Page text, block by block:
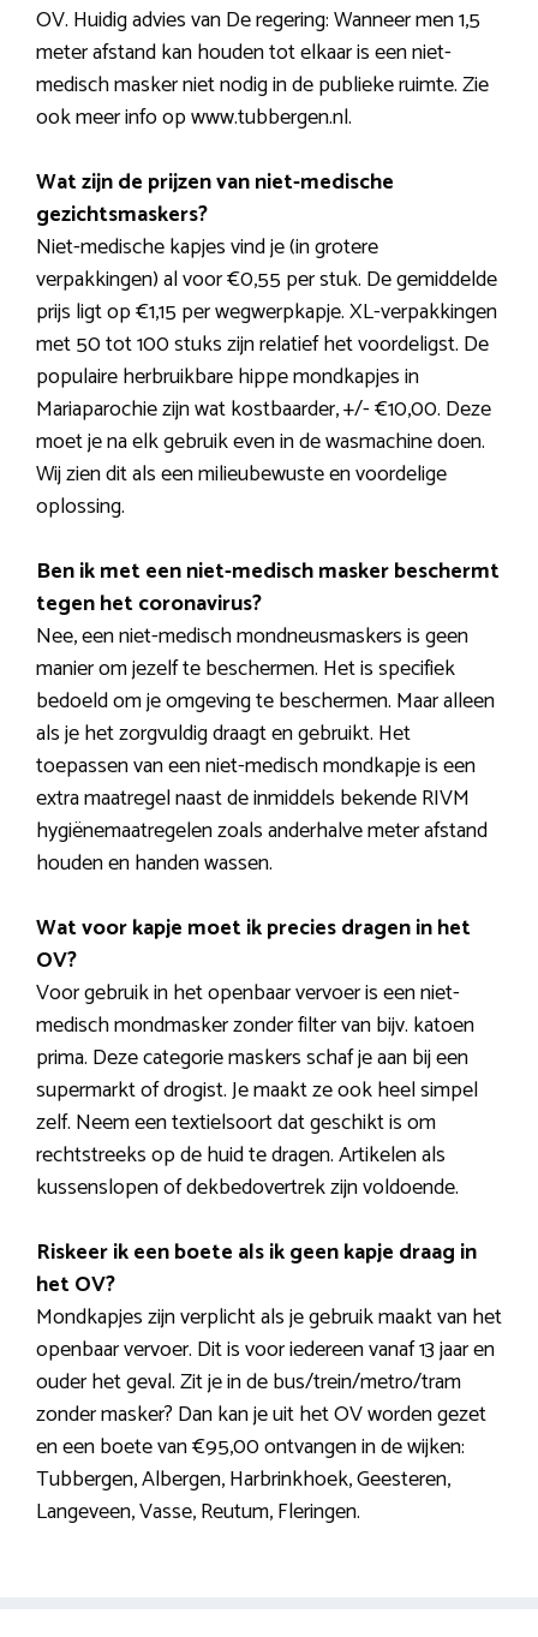
OV. Huidig advies van De regering: Wanneer men 1,5
meter afstand kan houden tot elkaar is een niet-
medisch masker niet nodig in de publieke ruimte. Zie
ook meer info op www.tubbergen.nl.
Wat zijn de prijzen van niet-medische
gezichtsmaskers?
Niet-medische kapjes vind je (in grotere
verpakkingen) al voor €0,55 per stuk. De gemiddelde
prijs ligt op €1,15 per wegwerpkapje. XL-verpakkingen
met 50 tot 100 stuks zijn relatief het voordeligst. De
populaire herbruikbare hippe mondkapjes in
Mariaparochie zijn wat kostbaarder, +/- €10,00. Deze
moet je na elk gebruik even in de wasmachine doen.
Wij zien dit als een milieubewuste en voordelige
oplossing.
Ben ik met een niet-medisch masker beschermt
tegen het coronavirus?
Nee, een niet-medisch mondneusmaskers is geen
manier om jezelf te beschermen. Het is specifiek
bedoeld om je omgeving te beschermen. Maar alleen
als je het zorgvuldig draagt en gebruikt. Het
toepassen van een niet-medisch mondkapje is een
extra maatregel naast de inmiddels bekende RIVM
hygiënemaatregelen zoals anderhalve meter afstand
houden en handen wassen.
Wat voor kapje moet ik precies dragen in het
OV?
Voor gebruik in het openbaar vervoer is een niet-
medisch mondmasker zonder filter van bijv. katoen
prima. Deze categorie maskers schaf je aan bij een
supermarkt of drogist. Je maakt ze ook heel simpel
zelf. Neem een textielsoort dat geschikt is om
rechtstreeks op de huid te dragen. Artikelen als
kussenslopen of dekbedovertrek zijn voldoende.
Riskeer ik een boete als ik geen kapje draag in
het OV?
Mondkapjes zijn verplicht als je gebruik maakt van het
openbaar vervoer. Dit is voor iedereen vanaf 13 jaar en
ouder het geval. Zit je in de bus/trein/metro/tram
zonder masker? Dan kan je uit het OV worden gezet
en een boete van €95,00 ontvangen in de wijken:
Tubbergen, Albergen, Harbrinkhoek, Geesteren,
Langeveen, Vasse, Reutum, Fleringen.